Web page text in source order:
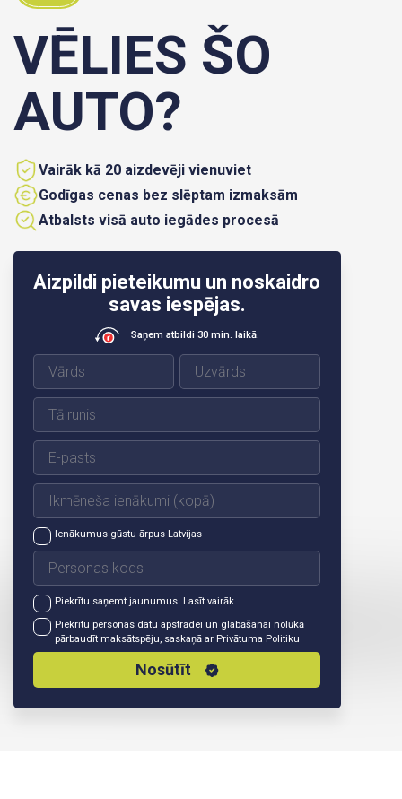
Aizpildi pieteikumu un noskaidro
savas iespējas.
Saņem atbildi 30 min. laikā.
Ienākumus gūstu ārpus Latvijas
Piekrītu saņemt jaunumus. Lasīt vairāk
Piekrītu personas datu apstrādei un glabāšanai nolūkā
pārbaudīt maksātspēju, saskaņā ar Privātuma Politiku
Nosūtīt
VĒLIES ŠO
AUTO?
Vairāk kā 20 aizdevēji vienuviet
Godīgas cenas bez slēptam izmaksām
Atbalsts visā auto iegādes procesā